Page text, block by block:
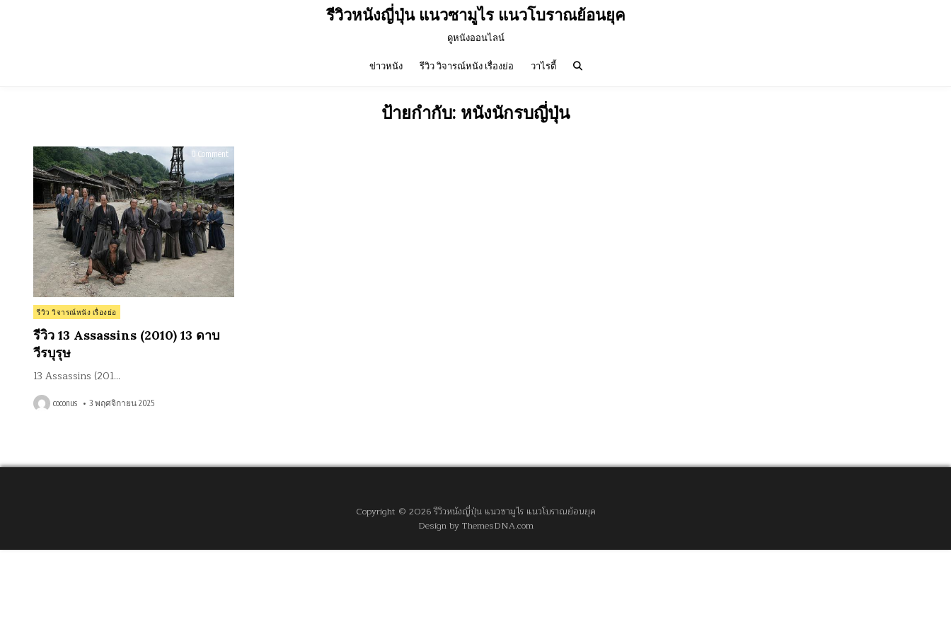
รีวิวหนังญี่ปุ่น แนวซามูไร แนวโบราณย้อนยุค
ดูหนังออนไลน์
ข่าวหนัง รีวิว วิจารณ์หนัง เรื่องย่อ วาไรตี้
ป้ายกำกับ: หนังนักรบญี่ปุ่น
0 Commenton
13
Assassins
(2010)
13
ดาบ
วีรบุรุษ
Posted
in
รีวิว วิจารณ์หนัง เรื่องย่อ
รีวิว 13 Assassins (2010) 13 ดาบ
วีรบุรุษ
13 Assassins (201…
coconus 3 พฤศจิกายน 2025
Copyright © 2026 รีวิวหนังญี่ปุ่น แนวซามูไร แนวโบราณย้อนยุค
Design by ThemesDNA.com